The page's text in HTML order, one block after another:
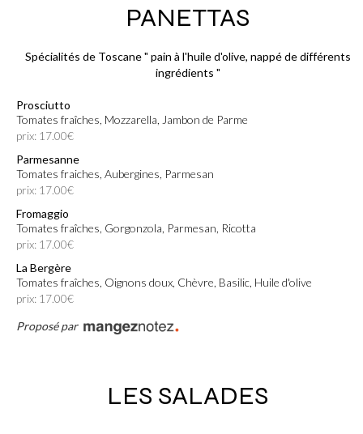
PANETTAS
Spécialités de Toscane " pain à l'huile d'olive, nappé de différents
ingrédients "
Prosciutto
Tomates fraîches, Mozzarella, Jambon de Parme
prix: 17.00€
Parmesanne
Tomates fraiches, Aubergines, Parmesan
prix: 17.00€
Fromaggio
Tomates fraîches, Gorgonzola, Parmesan, Ricotta
prix: 17.00€
La Bergère
Tomates fraîches, Oignons doux, Chèvre, Basilic, Huile d'olive
prix: 17.00€
Proposé par
LES SALADES